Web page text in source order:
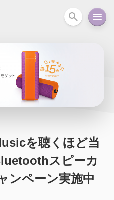
PC関連 カメラ
アクションカメラ カメラ
オ 周辺機器
を聴くほど当
スピーカ
ンペーン実施中